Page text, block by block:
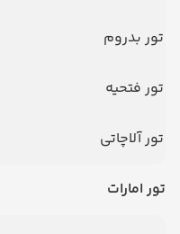
تور بدروم
تور فتحیه
تور آلاچاتی
تور امارات